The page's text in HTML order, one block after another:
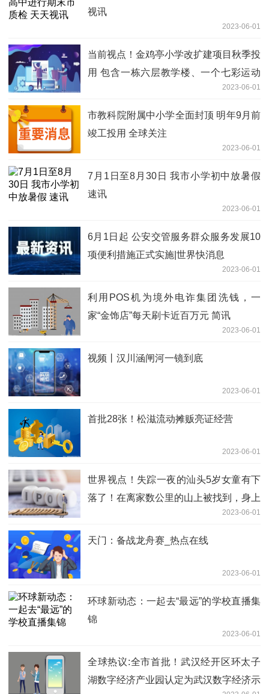
视讯
2023-06-01
当前视点！金鸡亭小学改扩建项目秋季投
用 包含一栋六层教学楼、一个七彩运动
2023-06-01
市教科院附属中小学全面封顶 明年9月前
竣工投用 全球关注
2023-06-01
7月1日至8月30日 我市小学初中放暑假
速讯
2023-06-01
6月1日起 公安交管服务群众服务发展10
项便利措施正式实施|世界快消息
2023-06-01
利用POS机为境外电诈集团洗钱，一
家“金饰店”每天刷卡近百万元 简讯
2023-06-01
视频丨汉川涵闸河一镜到底
2023-06-01
首批28张！松滋流动摊贩亮证经营
2023-06-01
世界视点！失踪一夜的汕头5岁女童有下
落了！在离家数公里的山上被找到，身上
2023-06-01
天门：备战龙舟赛_热点在线
2023-06-01
环球新动态：一起去“最远”的学校直播集
锦
2023-06-01
全球热议:全市首批！武汉经开区环太子
湖数字经济产业园认定为武汉数字经济示